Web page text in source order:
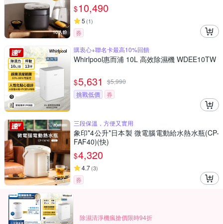
$10,490
5 (1)
券
購衷心+聯名卡最高10%回饋
Whirlpool惠而浦 10L 高效除濕機 WDEE10TW
$5,631 $5,990
挑戰低價
券
三段保溫，方便又實用
象印*4公升*日本製 微電腦電動給水熱水瓶(CP-
FAF40)(快)
$4,320
4.7(3)
券
除濕清淨機瘋搶價限時94折